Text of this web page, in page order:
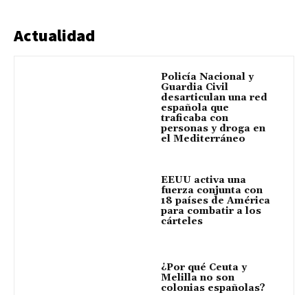
Actualidad
Policía Nacional y
Guardia Civil
desarticulan una red
española que
traficaba con
personas y droga en
el Mediterráneo
EEUU activa una
fuerza conjunta con
18 países de América
para combatir a los
cárteles
¿Por qué Ceuta y
Melilla no son
colonias españolas?